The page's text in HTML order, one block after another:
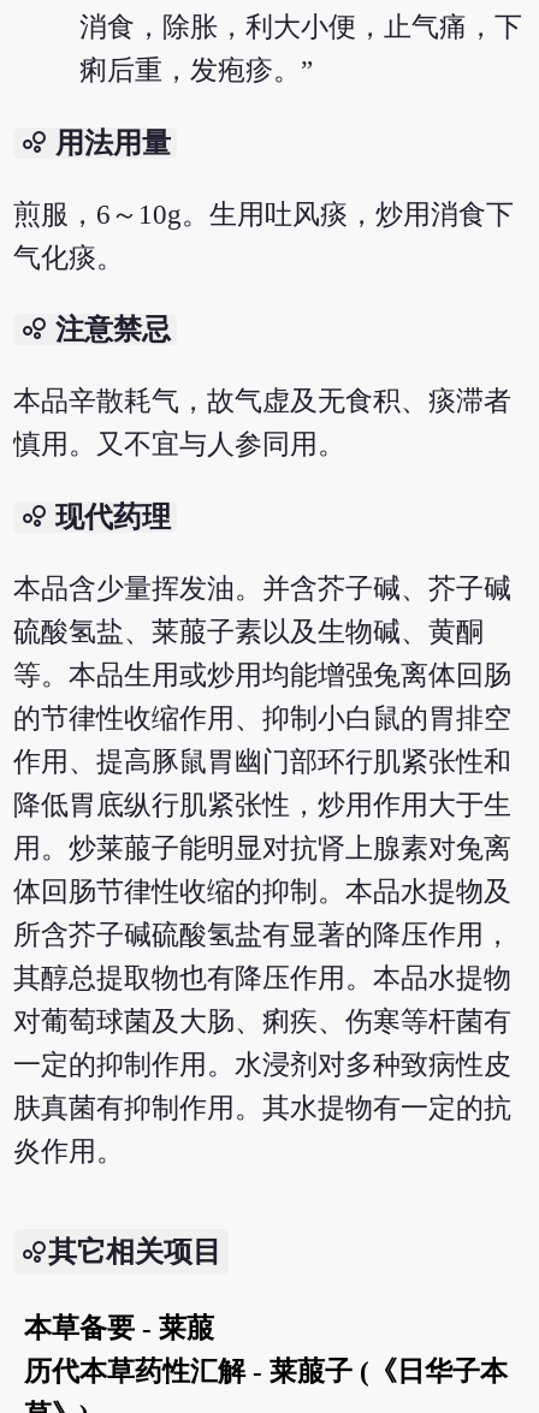
消食，除胀，利大小便，止气痛，下
痢后重，发疱疹。”
bubble_chart 用法用量
煎服，6～10g。生用吐风痰，炒用消食下
气化痰。
bubble_chart 注意禁忌
本品辛散耗气，故气虚及无食积、痰滞者
慎用。又不宜与人参同用。
bubble_chart 现代药理
本品含少量挥发油。并含芥子碱、芥子碱
硫酸氢盐、莱菔子素以及生物碱、黄酮
等。本品生用或炒用均能增强兔离体回肠
的节律性收缩作用、抑制小白鼠的胃排空
作用、提高豚鼠胃幽门部环行肌紧张性和
降低胃底纵行肌紧张性，炒用作用大于生
用。炒莱菔子能明显对抗肾上腺素对兔离
体回肠节律性收缩的抑制。本品水提物及
所含芥子碱硫酸氢盐有显著的降压作用，
其醇总提取物也有降压作用。本品水提物
对葡萄球菌及大肠、痢疾、伤寒等杆菌有
一定的抑制作用。水浸剂对多种致病性皮
肤真菌有抑制作用。其水提物有一定的抗
炎作用。
其它相关项目
本草备要 - 莱菔
历代本草药性汇解 - 莱菔子 (《日华子本